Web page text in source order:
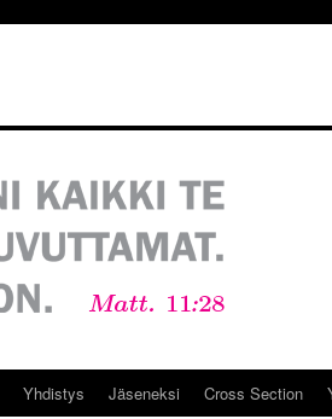
Yhdistys Jäseneksi Cross Section